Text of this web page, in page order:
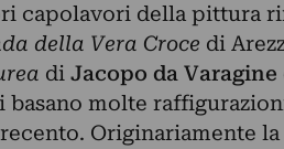
capolavori della pittura
della Vera Croce di
di Jacopo da Varagine
basano molte
Originariamente